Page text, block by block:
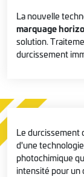
La nouvelle
marquage
solution.
durcissement
Le durcissement
d'une
photochimique
intensité pour un